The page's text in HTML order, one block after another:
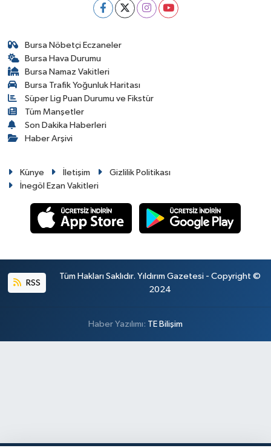
Bursa Nöbetçi Eczaneler
Bursa Hava Durumu
Bursa Namaz Vakitleri
Bursa Trafik Yoğunluk Haritası
Süper Lig Puan Durumu ve Fikstür
Tüm Manşetler
Son Dakika Haberleri
Haber Arşivi
Künye İletişim
Gizlilik Politikası
İnegöl Ezan Vakitleri
RSS
Tüm Hakları Saklıdır. Yıldırım Gazetesi - Copyright ©
2024
Haber Yazılımı: TE Bilişim